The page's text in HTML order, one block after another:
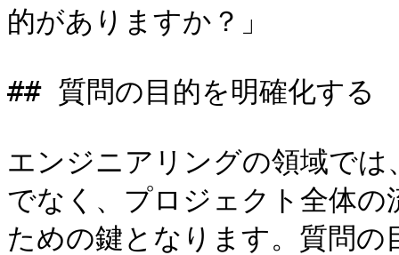
的がありますか？」
## 質問の目的を明確化する
エンジニアリングの領域で
でなく、プロジェクト全体
ための鍵となります。質問